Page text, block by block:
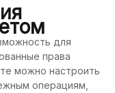
для
права
можно настроить
операциям,